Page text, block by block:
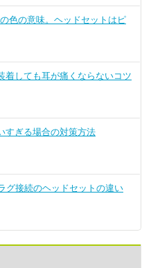
色の意味。ヘッドセットはピ
着しても耳が痛くならないコツ
すぎる場合の対策方法
グ接続のヘッドセットの違い